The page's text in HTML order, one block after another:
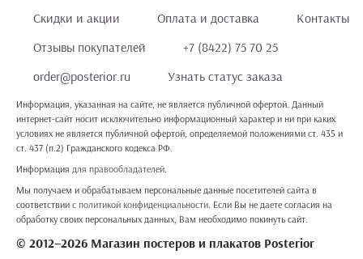
Скидки и акции
Оплата и доставка
Контакты
Отзывы покупателей
+7 (8422) 75 70 25
order@posterior.ru
Узнать статус заказа
Информация, указанная на сайте, не является публичной офертой. Данный
интернет-сайт носит исключительно информационный характер и ни при каких
условиях не является публичной офертой, определяемой положениями ст. 435 и
ст. 437 (п.2) Гражданского кодекса РФ.
Информация для правообладателей.
Мы получаем и обрабатываем персональные данные посетителей сайта в
соответствии с политикой конфиденциальности. Если Вы не даете согласия на
обработку своих персональных данных, Вам необходимо покинуть сайт.
© 2012–2026 Магазин постеров и плакатов Posterior